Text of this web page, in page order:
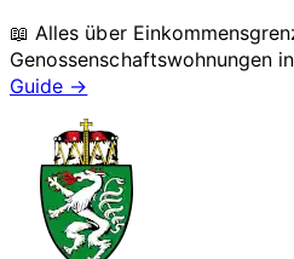
📖 Alles über
Genossenschaftswohnungen in
Guide →